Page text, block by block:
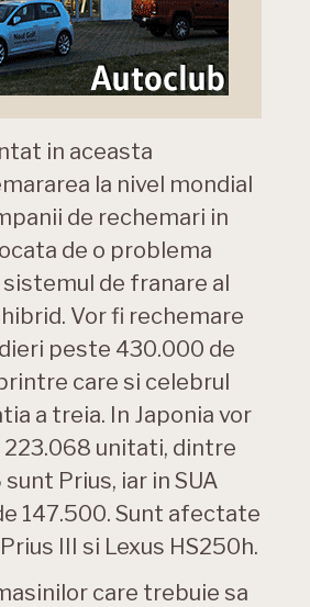
in aceasta
la nivel mondial
de rechemari in
de o problema
de franare al
Vor fi rechemare
peste 430.000 de
care si celebrul
a treia. In Japonia vor
unitati, dintre
Prius, iar in SUA
147.500. Sunt afectate
III si Lexus HS250h.
care trebuie sa